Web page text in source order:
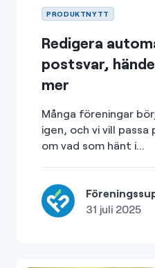
PRODUKTNYTT
Redigera
postsvar,
mer
Många föreningar
igen, och vi vill
om vad som hänt i...
31 juli 2025